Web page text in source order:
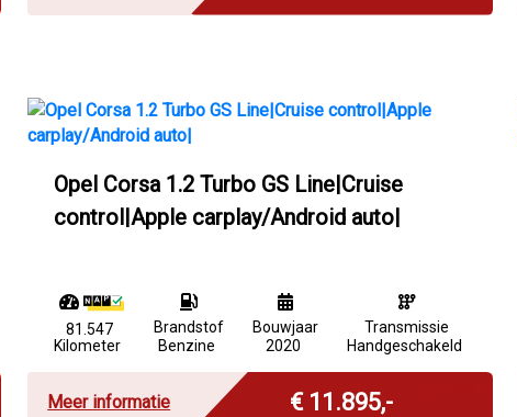
Opel Corsa 1.2 Turbo GS Line|Cruise
control|Apple carplay/Android auto|
81.547
Kilometer
Brandstof
Benzine
Bouwjaar
2020
Transmissie
Handgeschakeld
Meer informatie € 11.895,-